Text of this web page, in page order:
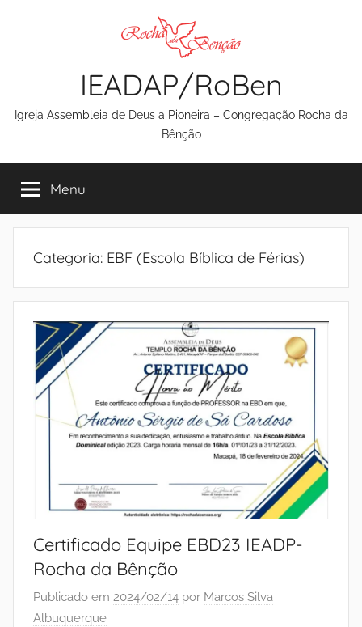
IEADAP/RoBen
Igreja Assembleia de Deus a Pioneira – Congregação Rocha da
Bênção
Menu
Categoria: EBF (Escola Bíblica de Férias)
Certificado Equipe EBD23 IEADP-
Rocha da Bênção
Publicado em 2024/02/14 por Marcos Silva
Albuquerque